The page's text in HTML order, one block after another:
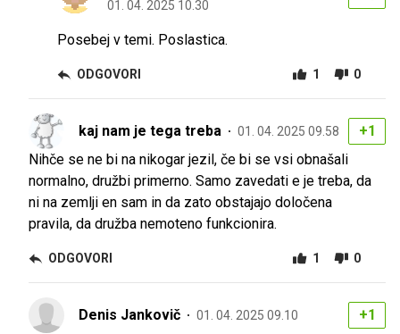
01. 04. 2025 10.30
Posebej v temi. Poslastica.
ODGOVORI 1 0
kaj nam je tega treba 01. 04. 2025 09.58
+1
Nihče se ne bi na nikogar jezil, če bi se vsi obnašali
normalno, družbi primerno. Samo zavedati e je treba, da
ni na zemlji en sam in da zato obstajajo določena
pravila, da družba nemoteno funkcionira.
ODGOVORI 1 0
Denis Jankovič 01. 04. 2025 09.10
+1